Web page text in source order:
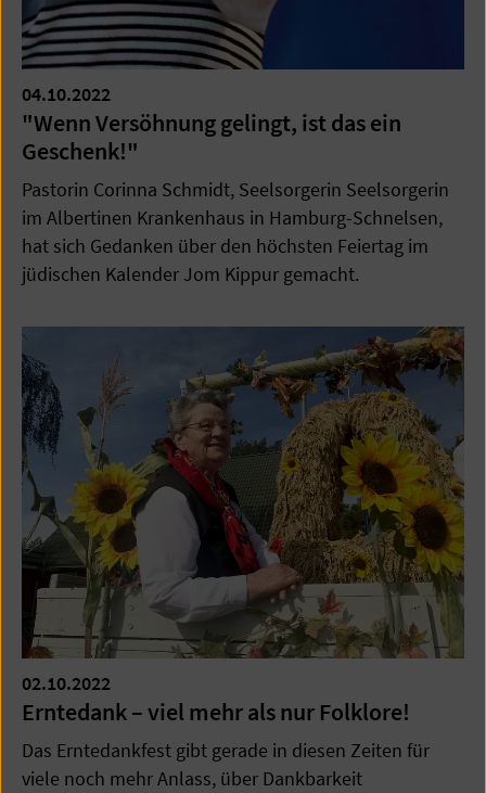
04.10.2022
"Wenn Versöhnung gelingt, ist das ein
Geschenk!"
Pastorin Corinna Schmidt, Seelsorgerin Seelsorgerin
im Albertinen Krankenhaus in Hamburg-Schnelsen,
hat sich Gedanken über den höchsten Feiertag im
jüdischen Kalender Jom Kippur gemacht.
02.10.2022
Erntedank – viel mehr als nur Folklore!
Das Erntedankfest gibt gerade in diesen Zeiten für
viele noch mehr Anlass, über Dankbarkeit